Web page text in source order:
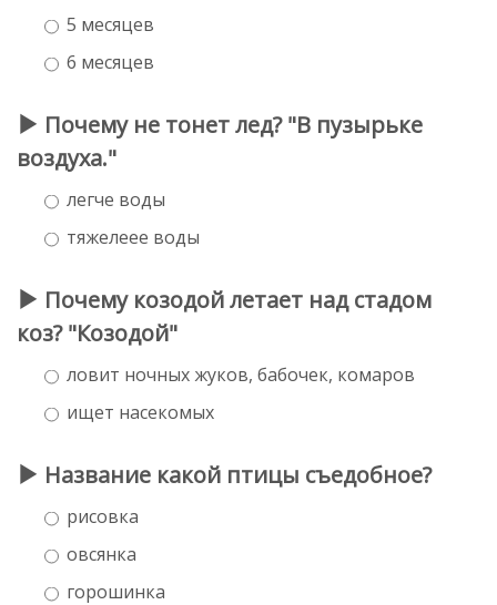
5 месяцев
6 месяцев
Почему не тонет лед? "В пузырьке
воздуха."
легче воды
тяжелеее воды
Почему козодой летает над стадом
коз? "Козодой"
ловит ночных жуков, бабочек, комаров
ищет насекомых
Название какой птицы съедобное?
рисовка
овсянка
горошинка